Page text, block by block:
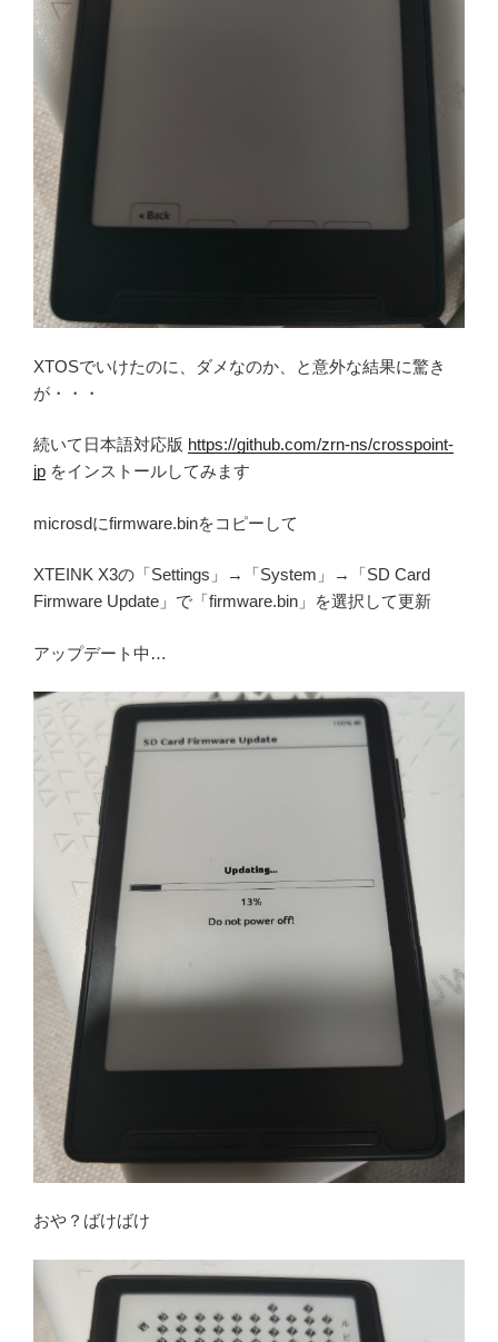
XTOSでいけたのに、ダメなのか、と意外な結果に驚き
が・・・
続いて日本語対応版 https://github.com/zrn-ns/crosspoint-
jp をインストールしてみます
microsdにfirmware.binをコピーして
XTEINK X3の「Settings」→「System」→「SD Card
Firmware Update」で「firmware.bin」を選択して更新
アップデート中…
おや？ばけばけ